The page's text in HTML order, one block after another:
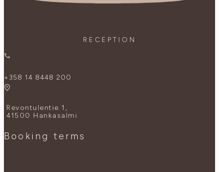
RECEPTION
+358 14 8448 200
Revontulentie 1,
41500 Hankasalmi
Booking terms